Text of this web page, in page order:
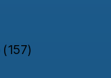
(157)